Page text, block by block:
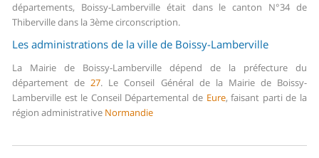
départements, Boissy-Lamberville était dans le canton N°34 de
Thiberville dans la 3ème circonscription.
Les administrations de la ville de Boissy-Lamberville
La Mairie de Boissy-Lamberville dépend de la préfecture du
département de27. Le Conseil Général de la Mairie de Boissy-
Lamberville est le Conseil Départemental de Eure, faisant parti de la
région administrative Normandie